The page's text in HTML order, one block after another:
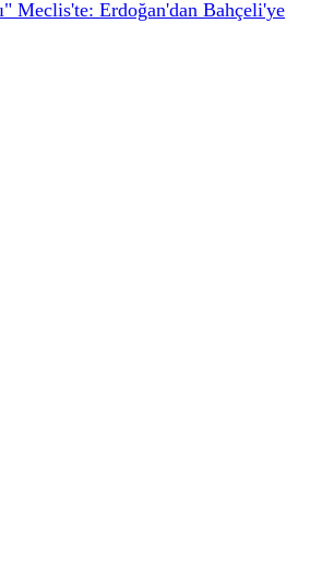
Meclis'te: Erdoğan'dan Bahçeli'ye